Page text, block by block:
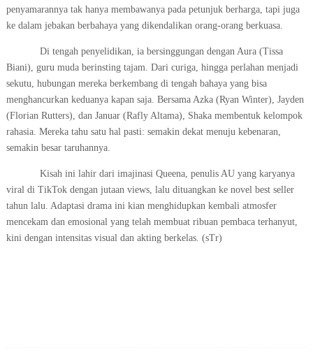
penyamarannya tak hanya membawanya pada petunjuk berharga, tapi juga
ke dalam jebakan berbahaya yang dikendalikan orang-orang berkuasa.
Di tengah penyelidikan, ia bersinggungan dengan Aura (Tissa
Biani), guru muda berinsting tajam. Dari curiga, hingga perlahan menjadi
sekutu, hubungan mereka berkembang di tengah bahaya yang bisa
menghancurkan keduanya kapan saja. Bersama Azka (Ryan Winter), Jayden
(Florian Rutters), dan Januar (Rafly Altama), Shaka membentuk kelompok
rahasia. Mereka tahu satu hal pasti: semakin dekat menuju kebenaran,
semakin besar taruhannya.
Kisah ini lahir dari imajinasi Queena, penulis AU yang karyanya
viral di TikTok dengan jutaan views, lalu dituangkan ke novel best seller
tahun lalu. Adaptasi drama ini kian menghidupkan kembali atmosfer
mencekam dan emosional yang telah membuat ribuan pembaca terhanyut,
kini dengan intensitas visual dan akting berkelas. (sTr)